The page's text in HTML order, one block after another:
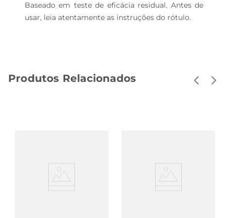
Baseado em teste de eficácia residual. Antes de
usar, leia atentamente as instruções do rótulo.
Produtos Relacionados